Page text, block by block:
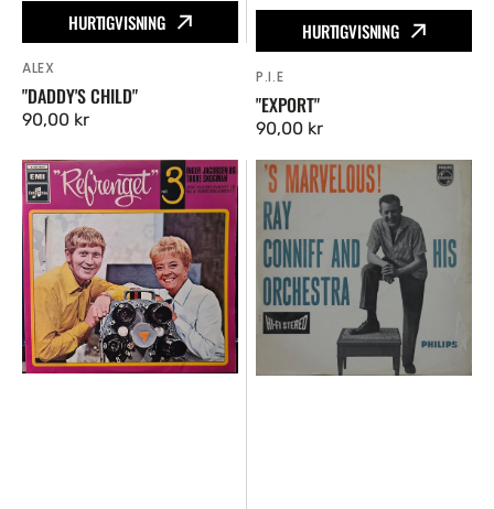
HURTIGVISNING
Vendor:
ALEX
"DADDY'S CHILD"
Ordinær
90,00 kr
HURTIGVISNING
Vendor:
P.I.E
"EXPORT"
Ordinær
90,00 kr
"Refrenget"
Nr.
3
-
Vinyl
'S
Marvelous
Vinyl